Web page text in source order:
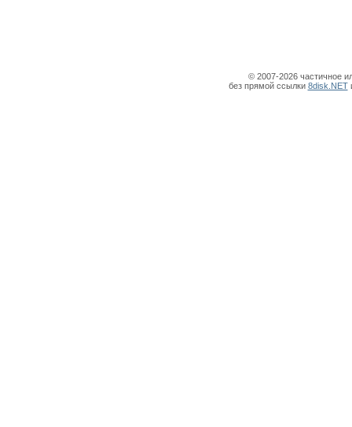
© 2007-2026 частичное
без прямой ссылки 8disk.NET